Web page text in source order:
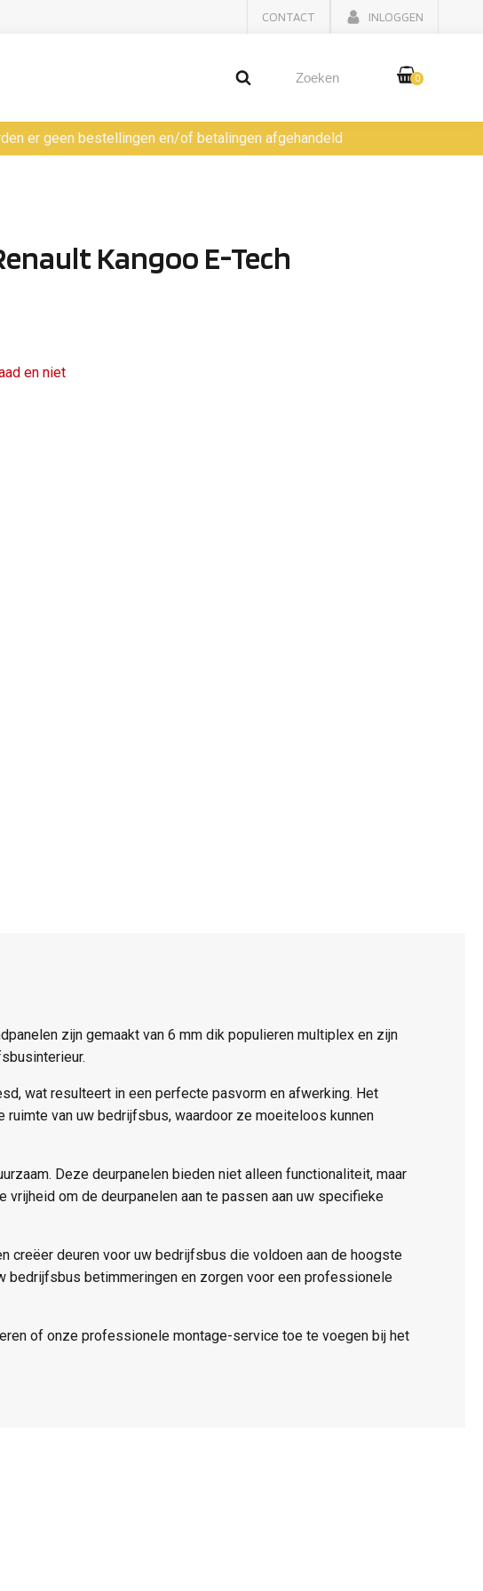
CONTACT INLOGGEN
0
er geen bestellingen en/of betalingen afgehandeld
Kangoo E-Tech
en niet
zijn gemaakt van 6 mm dik populieren multiplex en zijn
wat resulteert in een perfecte pasvorm en afwerking. Het
van uw bedrijfsbus, waardoor ze moeiteloos kunnen
Deze deurpanelen bieden niet alleen functionaliteit, maar
om de deurpanelen aan te passen aan uw specifieke
creëer deuren voor uw bedrijfsbus die voldoen aan de hoogste
bedrijfsbus betimmeringen en zorgen voor een professionele
of onze professionele montage-service toe te voegen bij het